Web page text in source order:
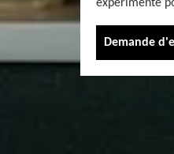
expérimenté
Demande